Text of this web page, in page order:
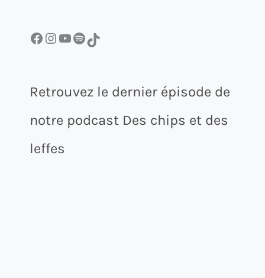
Facebook InstagramYouTube Spotify TikTok
Retrouvez le dernier épisode de
notre podcast Des chips et des
leffes